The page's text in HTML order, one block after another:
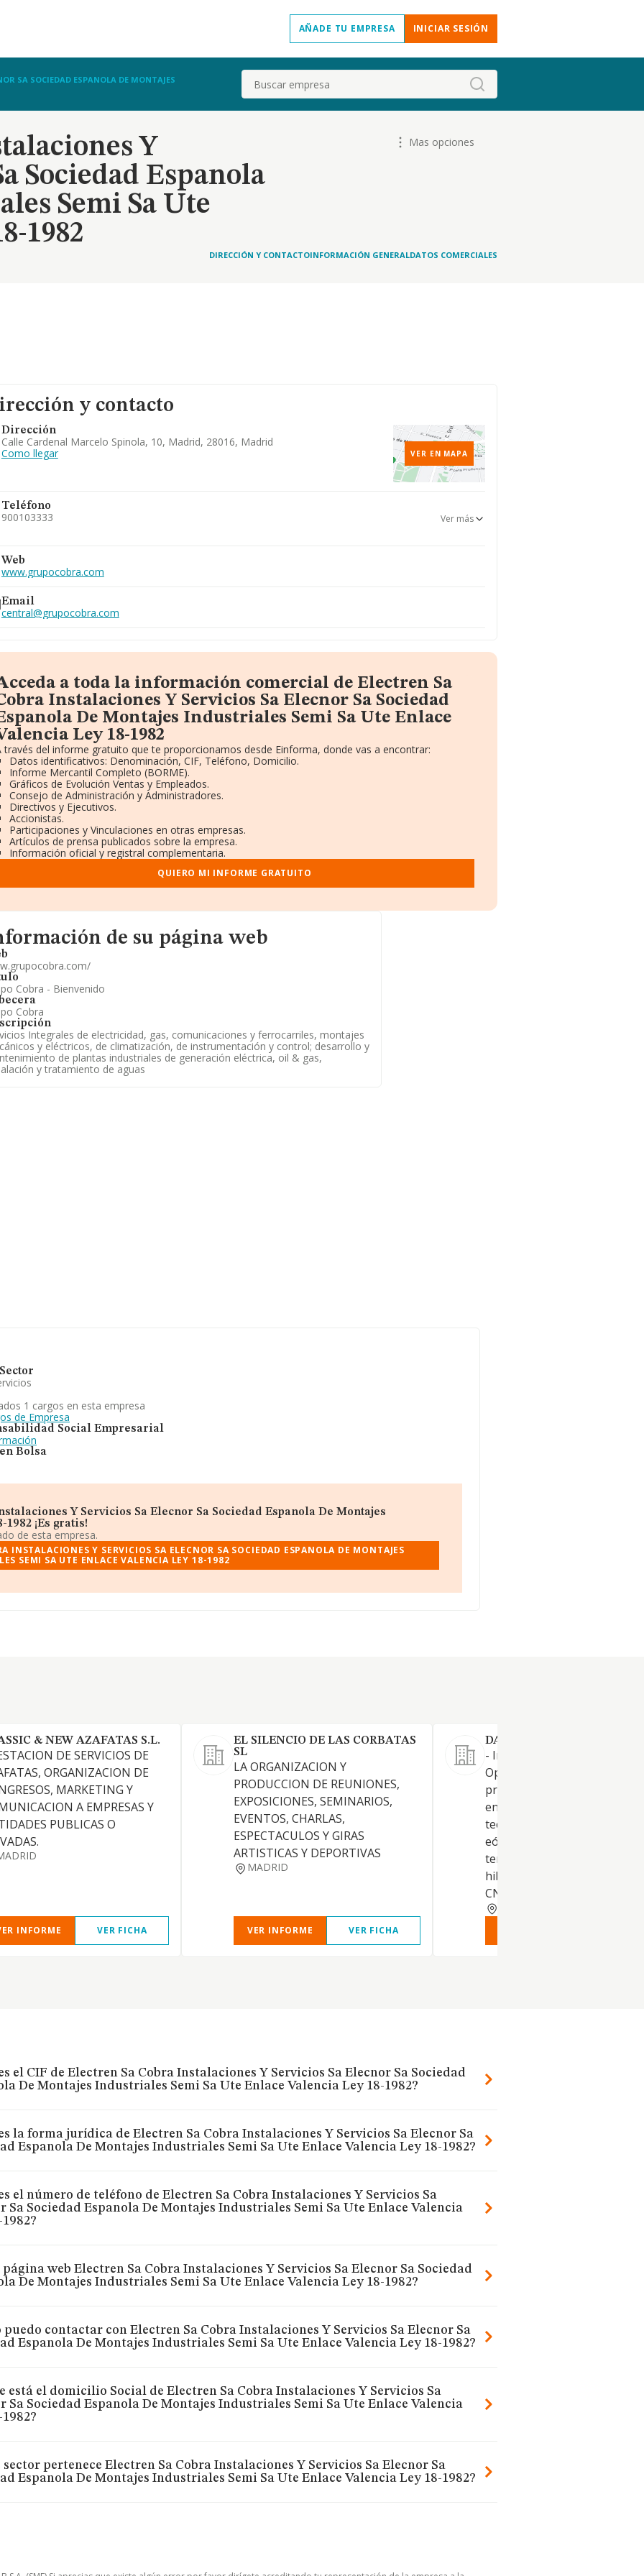
AÑADE TU EMPRESA INICIAR SESIÓN
SA SOCIEDAD ESPANOLA DE MONTAJES
Buscar
Y
Sociedad Espanola
Semi Sa Ute
1982
Mas opciones
DIRECCIÓN Y CONTACTOINFORMACIÓN GENERALDATOS COMERCIALES
y contacto
Dirección
Calle Cardenal Marcelo Spinola, 10, Madrid, 28016, Madrid
Como llegar
VER EN MAPA
Teléfono
900103333
915551315
914569500
Ver más
Web
www.grupocobra.com
Email
central@grupocobra.com
a toda la información comercial de Electren Sa
Instalaciones Y Servicios Sa Elecnor Sa Sociedad
De Montajes Industriales Semi Sa Ute Enlace
Ley 18-1982
través del informe gratuito que te proporcionamos desde Einforma, donde vas a encontrar:
Datos identificativos: Denominación, CIF, Teléfono, Domicilio.
Informe Mercantil Completo (BORME).
Gráficos de Evolución Ventas y Empleados.
Consejo de Administración y Administradores.
Directivos y Ejecutivos.
Accionistas.
Participaciones y Vinculaciones en otras empresas.
Artículos de prensa publicados sobre la empresa.
Información oficial y registral complementaria.
QUIERO MI INFORME GRATUITO
de su página webde su página web
Cobra - Bienvenido
Cobra
Integrales de electricidad, gas, comunicaciones y ferrocarriles, montajes
y eléctricos, de climatización, de instrumentación y control; desarrollo y
de plantas industriales de generación eléctrica, oil & gas,
y tratamiento de aguas
1 cargos en esta empresa
de Empresa
Social Empresarial
Bolsa
Y Servicios Sa Elecnor Sa Sociedad Espanola De Montajes
¡Es gratis!
de esta empresa.
INSTALACIONES Y SERVICIOS SA ELECNOR SA SOCIEDAD ESPANOLA DE MONTAJES
SEMI SA UTE ENLACE VALENCIA LEY 18-1982
& NEW AZAFATAS S.L.
DE SERVICIOS DE
ORGANIZACION DE
MARKETING Y
A EMPRESAS Y
PUBLICAS O
INFORME VER FICHA
EL SILENCIO DE LAS CORBATAS
SL
LA ORGANIZACION Y
PRODUCCION DE REUNIONES,
EXPOSICIONES, SEMINARIOS,
EVENTOS, CHARLAS,
ESPECTACULOS Y GIRAS
ARTISTICAS Y DEPORTIVAS
MADRID
VER INFORME VER FICHA
DARGON RE-ENERGY SL.
- Ingeniería, Construcción,
Operación, y explotación de
proyectos de energía
entre otras las siguientes
tecnologías, solar
eólica on-shore, eólica off-
termosolar, hidrogeno,
hibridación entre
CNAE 7112
el CIF de Electren Sa Cobra Instalaciones Y Servicios Sa Elecnor Sa Sociedad
De Montajes Industriales Semi Sa Ute Enlace Valencia Ley 18-1982?
la forma jurídica de Electren Sa Cobra Instalaciones Y Servicios Sa Elecnor Sa
Espanola De Montajes Industriales Semi Sa Ute Enlace Valencia Ley 18-1982?
el número de teléfono de Electren Sa Cobra Instalaciones Y Servicios Sa
Sa Sociedad Espanola De Montajes Industriales Semi Sa Ute Enlace Valencia
página web Electren Sa Cobra Instalaciones Y Servicios Sa Elecnor Sa Sociedad
De Montajes Industriales Semi Sa Ute Enlace Valencia Ley 18-1982?
puedo contactar con Electren Sa Cobra Instalaciones Y Servicios Sa Elecnor Sa
Espanola De Montajes Industriales Semi Sa Ute Enlace Valencia Ley 18-1982?
está el domicilio Social de Electren Sa Cobra Instalaciones Y Servicios Sa
Sa Sociedad Espanola De Montajes Industriales Semi Sa Ute Enlace Valencia
sector pertenece Electren Sa Cobra Instalaciones Y Servicios Sa Elecnor Sa
Espanola De Montajes Industriales Semi Sa Ute Enlace Valencia Ley 18-1982?